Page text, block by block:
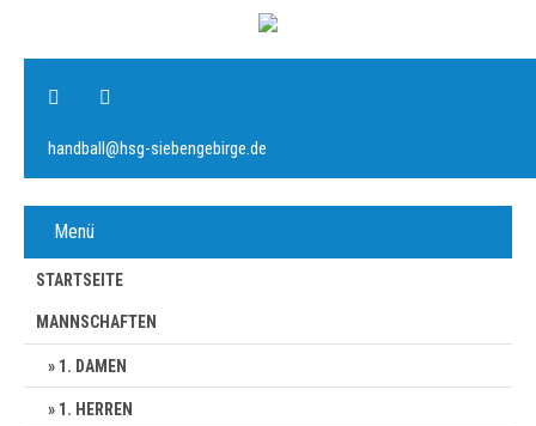
handball@hsg-siebengebirge.de
Menü
STARTSEITE
MANNSCHAFTEN
1. DAMEN
1. HERREN